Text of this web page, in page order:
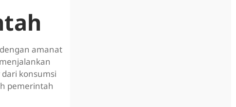
amanat
konsumsi
pemerintah